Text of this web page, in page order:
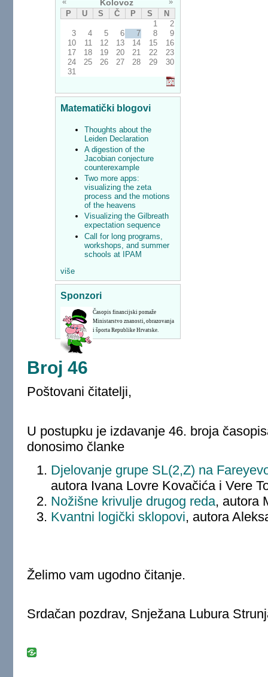
Kolovoz
P
U S Č P S
N
1
2
3
4 5 6 7 8
9
10
11 12 13 14 15
16
17
18 19 20 21 22
23
24
25 26 27 28 29
30
31
Matematički blogovi
Thoughts about the
Leiden Declaration
A digestion of the
Jacobian conjecture
counterexample
Two more apps:
visualizing the zeta
process and the motions
of the heavens
Visualizing the Gilbreath
expectation sequence
Call for long programs,
workshops, and summer
schools at IPAM
više
Sponzori
Časopis financijski pomaže
Ministarstvo znanosti, obrazovanja
i športa Republike Hrvatske.
Broj 46
Poštovani čitatelji,
U postupku je izdavanje 46. broja
donosimo članke
Djelovanje grupe SL(2,Z) na
autora Ivana Lovre Kovačića i Vere
Nožišne krivulje drugog reda, autora
Kvantni logički sklopovi, autora
Želimo vam ugodno čitanje.
Srdačan pozdrav, Snježana Lubura